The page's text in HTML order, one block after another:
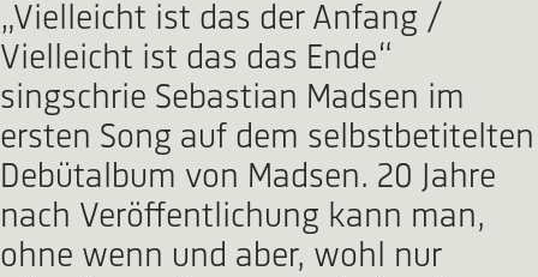
„Vielleicht ist das der Anfang /
Vielleicht ist das das Ende“
singschrie Sebastian Madsen im
ersten Song auf dem selbstbetitelten
Debütalbum von Madsen. 20 Jahre
nach Veröffentlichung kann man,
ohne wenn und aber, wohl nur